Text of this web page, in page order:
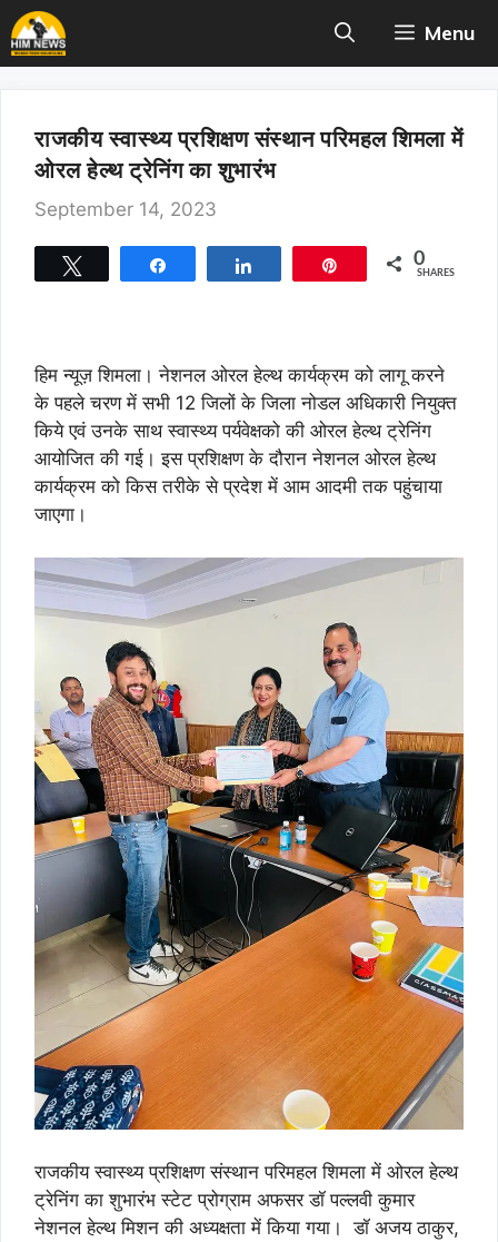
Skip
to
content
Menu
राजकीय स्वास्थ्य प्रशिक्षण संस्थान परिमहल शिमला में
ओरल हेल्थ ट्रेनिंग का शुभारंभ
September 14, 2023
0
SHARES
हिम न्यूज़ शिमला। नेशनल ओरल हेल्थ कार्यक्रम को लागू करने
के पहले चरण में सभी 12 जिलों के जिला नोडल अधिकारी नियुक्त
कियेएवं उनके साथ स्वास्थ्य पर्यवेक्षको की ओरल हेल्थ ट्रेनिंग
आयोजित की गई। इस प्रशिक्षण के दौराननेशनल ओरल हेल्थ
कार्यक्रम को किस तरीके से प्रदेश में आम आदमी तक पहुंचाया
जाएगा।
राजकीय स्वास्थ्य प्रशिक्षण संस्थान परिमहल शिमला में ओरल हेल्थ
ट्रेनिंग का शुभारंभ स्टेट प्रोग्राम अफसर डॉ पल्लवी कुमार
नेशनल हेल्थ मिशन की अध्यक्षता में किया गया। डॉ अजय ठाकुर,